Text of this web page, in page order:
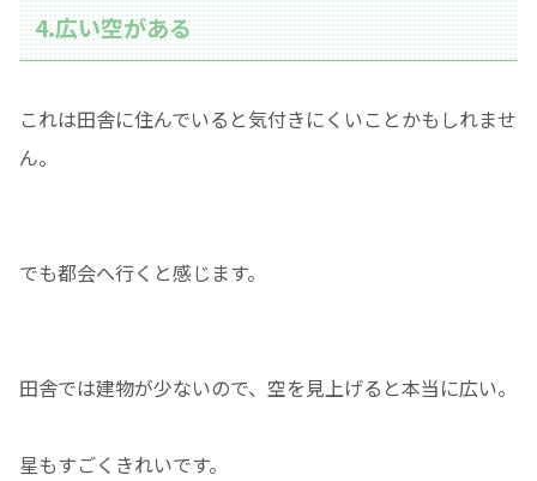
4.広い空がある
これは田舎に住んでいると気付きにくいことかもしれませ
ん。
でも都会へ行くと感じます。
田舎では建物が少ないので、空を見上げると本当に広い。
星もすごくきれいです。